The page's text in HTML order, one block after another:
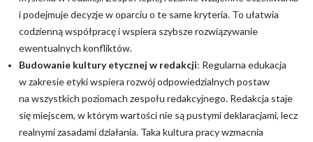
i podejmuje decyzje w oparciu o te same kryteria. To ułatwia
codzienną współpracę i wspiera szybsze rozwiązywanie
ewentualnych konfliktów.
Budowanie kultury etycznej w redakcji: Regularna edukacja
w zakresie etyki wspiera rozwój odpowiedzialnych postaw
na wszystkich poziomach zespołu redakcyjnego. Redakcja staje
się miejscem, w którym wartości nie są pustymi deklaracjami, lecz
realnymi zasadami działania. Taka kultura pracy wzmacnia